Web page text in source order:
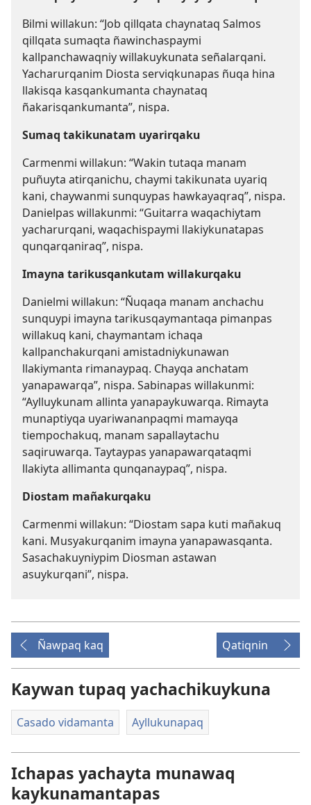
Bilmi willakun: “Job qillqata chaynataq Salmos
qillqata sumaqta ñawinchaspaymi
kallpanchawaqniy willakuykunata señalarqani.
Yacharurqanim Diosta serviqkunapas ñuqa hina
llakisqa kasqankumanta chaynataq
ñakarisqankumanta”, nispa.
Sumaq takikunatam uyarirqaku
Carmenmi willakun: “Wakin tutaqa manam
puñuyta atirqanichu, chaymi takikunata uyariq
kani, chaywanmi sunquypas hawkayaqraq”, nispa.
Danielpas willakunmi: “Guitarra waqachiytam
yacharurqani, waqachispaymi llakiykunatapas
qunqarqaniraq”, nispa.
Imayna tarikusqankutam willakurqaku
Danielmi willakun: “Ñuqaqa manam anchachu
sunquypi imayna tarikusqaymantaqa pimanpas
willakuq kani, chaymantam ichaqa
kallpanchakurqani amistadniykunawan
llakiymanta rimanaypaq. Chayqa anchatam
yanapawarqa”, nispa. Sabinapas willakunmi:
“Aylluykunam allinta yanapaykuwarqa. Rimayta
munaptiyqa uyariwananpaqmi mamayqa
tiempochakuq, manam sapallaytachu
saqiruwarqa. Taytaypas yanapawarqataqmi
llakiyta allimanta qunqanaypaq”, nispa.
Diostam mañakurqaku
Carmenmi willakun: “Diostam sapa kuti mañakuq
kani. Musyakurqanim imayna yanapawasqanta.
Sasachakuyniypim Diosman astawan
asuykurqani”, nispa.
Ñawpaq kaq Qatiqnin
Kaywan tupaq yachachikuykuna
Casado vidamanta Ayllukunapaq
Ichapas yachayta munawaq
kaykunamantapas